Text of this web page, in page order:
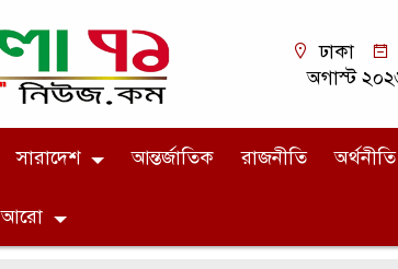
ঢাকা
অগাস্ট
সারাদেশ আন্তর্জাতিক রাজনীতি অর্থনীতি
আরো